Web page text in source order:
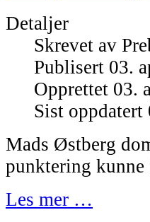
Detaljer
Skrevet av
Publisert 03.
Opprettet 03.
Sist
Mads Østberg
punktering kunne
Les mer …